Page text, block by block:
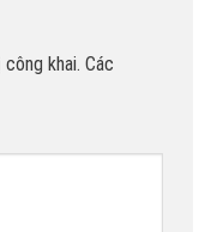
khai. Các